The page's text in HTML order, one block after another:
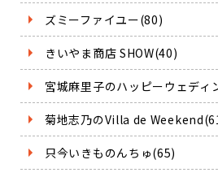
ズミーファイユー(80)
きいやま商店 SHOW(40)
宮城麻里子のハッピーウェディ
菊地志乃のVilla de
只今いきものんちゅ(65)